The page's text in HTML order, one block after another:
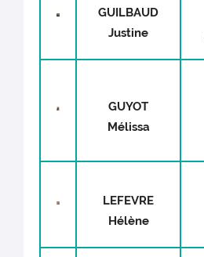
GUILBAUD
Justine
GUYOT
Mélissa
LEFEVRE
Hélène